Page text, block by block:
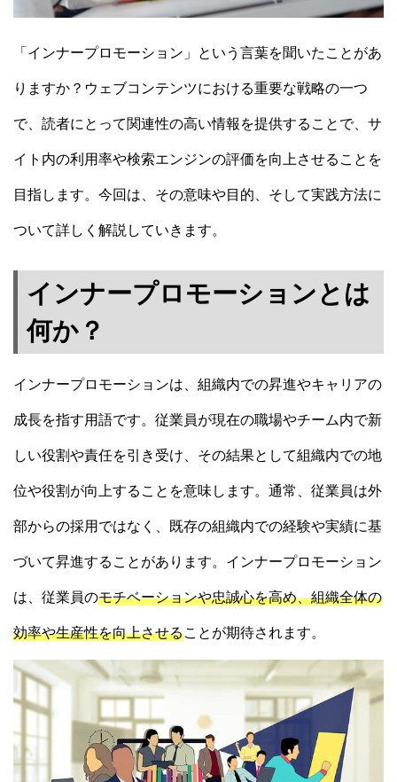
「インナープロモーション」という言葉を聞いたことがあ
りますか？ウェブコンテンツにおける重要な戦略の一つ
で、読者にとって関連性の高い情報を提供することで、サ
イト内の利用率や検索エンジンの評価を向上させることを
目指します。今回は、その意味や目的、そして実践方法に
ついて詳しく解説していきます。
インナープロモーションとは
何か？
インナープロモーションは、組織内での昇進やキャリアの
成長を指す用語です。従業員が現在の職場やチーム内で新
しい役割や責任を引き受け、その結果として組織内での地
位や役割が向上することを意味します。通常、従業員は外
部からの採用ではなく、既存の組織内での経験や実績に基
づいて昇進することがあります。インナープロモーション
は、従業員のモチベーションや忠誠心を高め、組織全体の
効率や生産性を向上させることが期待されます。